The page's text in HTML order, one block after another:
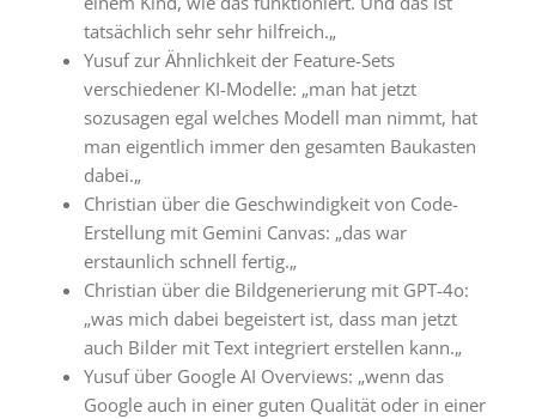
tatsächlich sehr sehr hilfreich.„
Yusuf zur Ähnlichkeit der Feature-Sets
verschiedener KI-Modelle: „man hat jetzt
sozusagen egal welches Modell man nimmt, hat
man eigentlich immer den gesamten Baukasten
dabei.„
Christian über die Geschwindigkeit von Code-
Erstellung mit Gemini Canvas: „das war
erstaunlich schnell fertig.„
Christian über die Bildgenerierung mit GPT-4o:
„was mich dabei begeistert ist, dass man jetzt
auch Bilder mit Text integriert erstellen kann.„
Yusuf über Google AI Overviews: „wenn das
Google auch in einer guten Qualität oder in einer